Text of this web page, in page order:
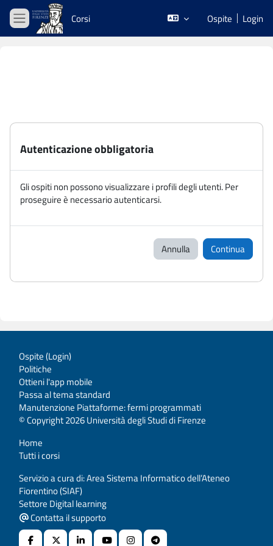
Vai al contenuto principale
Pannello laterale
Corsi Ospite Login
Autenticazione obbligatoria
Gli ospiti non possono visualizzare i profili degli utenti. Per
proseguire è necessario autenticarsi.
Annulla Continua
Ospite (Login)
Politiche
Ottieni l'app mobile
Passa al tema standard
Manutenzione Piattaforme: fermi programmati
© Copyright 2026 Università degli Studi di Firenze
Home
Tutti i corsi
Servizio a cura di: Area Sistema Informatico dell’Ateneo
Fiorentino (SIAF)
Settore Digital learning
Contatta il supporto